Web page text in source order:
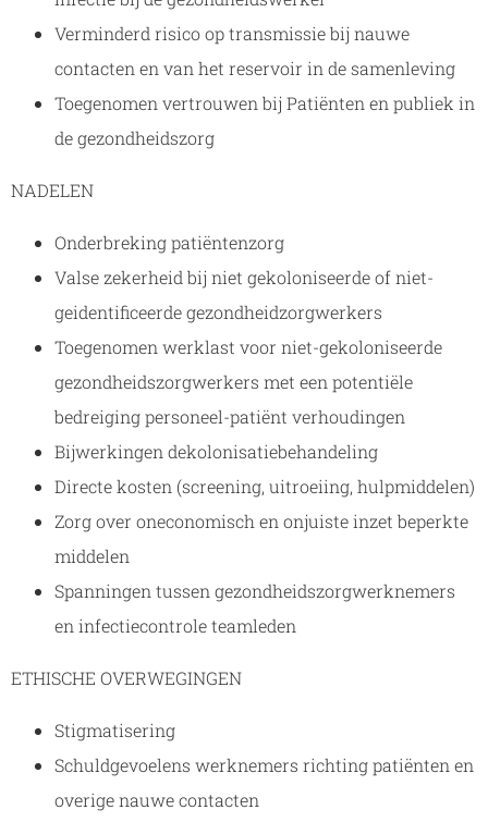
Verminderd risico op transmissie bij nauwe
contacten en van het reservoir in de samenleving
Toegenomen vertrouwen bij Patiënten en publiek in
de gezondheidszorg
NADELEN
Onderbreking patiëntenzorg
Valse zekerheid bij niet gekoloniseerde of niet-
geidentificeerde gezondheidzorgwerkers
Toegenomen werklast voor niet-gekoloniseerde
gezondheidszorgwerkers met een potentiële
bedreiging personeel-patiënt verhoudingen
Bijwerkingen dekolonisatiebehandeling
Directe kosten (screening, uitroeiing, hulpmiddelen)
Zorg over oneconomisch en onjuiste inzet beperkte
middelen
Spanningen tussen gezondheidszorgwerknemers
en infectiecontrole teamleden
ETHISCHE OVERWEGINGEN
Stigmatisering
Schuldgevoelens werknemers richting patiënten en
overige nauwe contacten